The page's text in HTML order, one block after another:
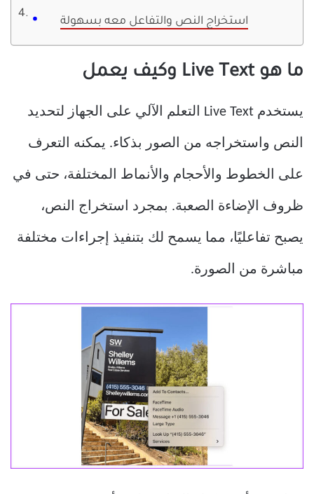
استخراج النص والتفاعل معه بسهولة
ما هو Live Text وكيف يعمل
يستخدم Live Text التعلم الآلي على الجهاز لتحديد
النص واستخراجه من الصور بذكاء. يمكنه التعرف
على الخطوط والأحجام والأنماط المختلفة، حتى في
ظروف الإضاءة الصعبة. بمجرد استخراج النص،
يصبح تفاعليًا، مما يسمح لك بتنفيذ إجراءات مختلفة
مباشرة من الصورة.